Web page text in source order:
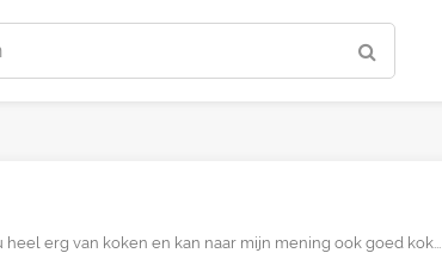
heel erg van koken en kan naar mijn mening ook goed kok...